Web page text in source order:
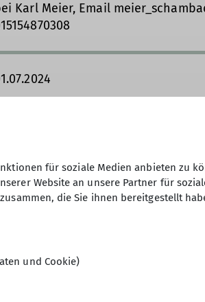
Karl Meier, Email
für soziale Medien anbieten zu
Website an unsere Partner für
die Sie ihnen bereitgestellt
und Cookie)